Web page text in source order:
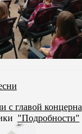
с главой концерна
"Подробности"